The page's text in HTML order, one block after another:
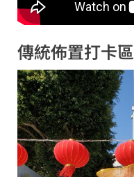
傳統佈置打卡區